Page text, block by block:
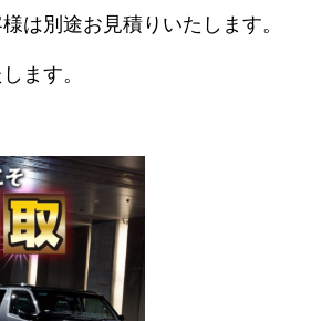
は別途お見積りいたします。
ます。